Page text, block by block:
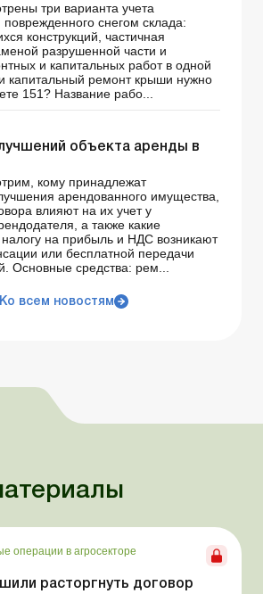
три варианта учета
поврежденного снегом склада:
конструкций, частичная
разрушенной части и
и капитальных работ в одной
капитальный ремонт крыши нужно
151? Название рабо...
объекта аренды в
кому принадлежат
арендованного имущества,
влияют на их учет у
а также какие
налогу на прибыль и НДС возникают
или бесплатной передачи
Основные средства: рем...
Ко всем новостям
операции в агросекторе
расторгнуть договор